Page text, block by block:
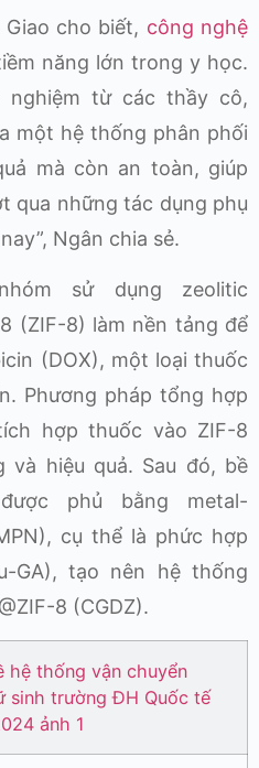
cho biết, công nghệ
năng lớn trong y học.
nghiệm từ các thầy cô,
một hệ thống phân phối
mà còn an toàn, giúp
qua những tác dụng phụ
Ngân chia sẻ.
sử dụng zeolitic
(ZIF-8) làm nền tảng để
(DOX), một loại thuốc
Phương pháp tổng hợp
hợp thuốc vào ZIF-8
và hiệu quả. Sau đó, bề
phủ bằng metal-
cụ thể là phức hợp
GA), tạo nên hệ thống
8 (CGDZ).